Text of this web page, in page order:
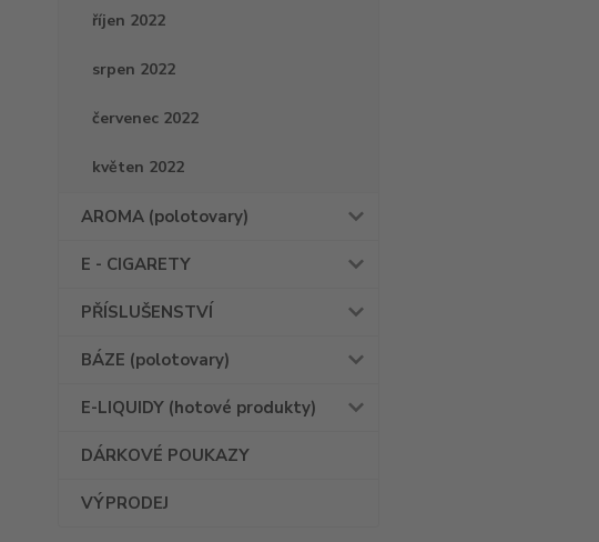
říjen 2022
srpen 2022
červenec 2022
květen 2022
AROMA (polotovary)
E - CIGARETY
PŘÍSLUŠENSTVÍ
BÁZE (polotovary)
E-LIQUIDY (hotové produkty)
DÁRKOVÉ POUKAZY
VÝPRODEJ